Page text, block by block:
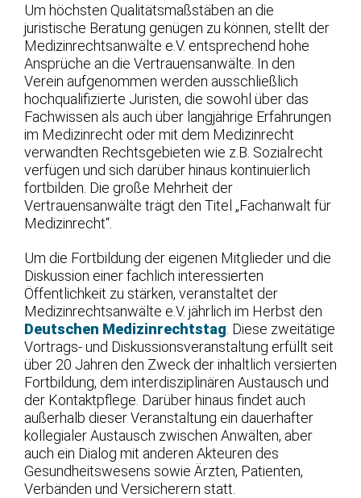
Um höchsten Qualitätsmaßstäben an die
juristische Beratung genügen zu können, stellt der
Medizinrechtsanwälte e.V. entsprechend hohe
Ansprüche an die Vertrauensanwälte. In den
Verein aufgenommen werden ausschließlich
hochqualifizierte Juristen, die sowohl über das
Fachwissen als auch über langjährige Erfahrungen
im Medizinrecht oder mit dem Medizinrecht
verwandten Rechtsgebieten wie z.B. Sozialrecht
verfügen und sich darüber hinaus kontinuierlich
fortbilden. Die große Mehrheit der
Vertrauensanwälte trägt den Titel „Fachanwalt für
Medizinrecht“.
Um die Fortbildung der eigenen Mitglieder und die
Diskussion einer fachlich interessierten
Öffentlichkeit zu stärken, veranstaltet der
Medizinrechtsanwälte e.V. jährlich im Herbst den
Deutschen Medizinrechtstag . Diese zweitätige
Vortrags- und Diskussionsveranstaltung erfüllt seit
über 20 Jahren den Zweck der inhaltlich versierten
Fortbildung, dem interdisziplinären Austausch und
der Kontaktpflege. Darüber hinaus findet auch
außerhalb dieser Veranstaltung ein dauerhafter
kollegialer Austausch zwischen Anwälten, aber
auch ein Dialog mit anderen Akteuren des
Gesundheitswesens sowie Ärzten, Patienten,
Verbänden und Versicherern statt.